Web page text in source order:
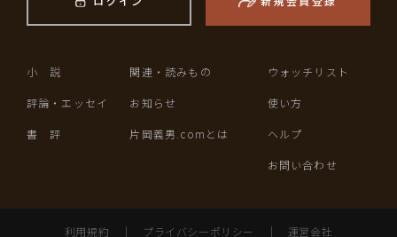
小 説
評論・エッセイ
書 評
関連・読みもの
お知らせ
片岡義男.comとは
ウォッチリスト
使い方
ヘルプ
お問い合わせ
利用規約 ｜ プライバシーポリシー ｜ 運営会社